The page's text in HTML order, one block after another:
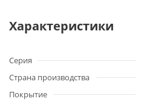
Характеристики
Серия
Страна производства
Покрытие